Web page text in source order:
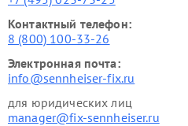
Контактный телефон:
8 (800) 100-33-26
Электронная почта:
info@sennheiser-fix.ru
для юридических лиц
manager@fix-sennheiser.ru